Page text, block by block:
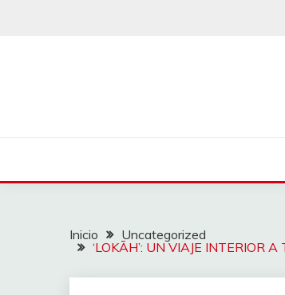
Inicio
Uncategorized
‘LOKĀH’: UN VIAJE INTERIOR